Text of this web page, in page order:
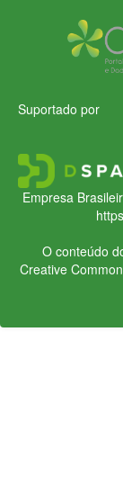
Suportado por
Empresa
O conteúdo
Creative